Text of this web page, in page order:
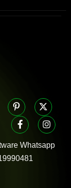
Whatsapp